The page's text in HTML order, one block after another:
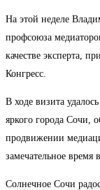
На этой неделе
профсоюза
качестве эксперта,
Конгресс.
В ходе визита
яркого города Сочи,
продвижении
замечательное время
Солнечное Сочи